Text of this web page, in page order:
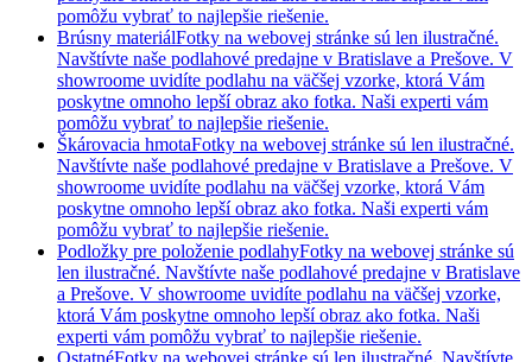
pomôžu vybrať to najlepšie riešenie.
Brúsny materiálFotky na webovej stránke sú len ilustračné.
Navštívte naše podlahové predajne v Bratislave a Prešove. V
showroome uvidíte podlahu na väčšej vzorke, ktorá Vám
poskytne omnoho lepší obraz ako fotka. Naši experti vám
pomôžu vybrať to najlepšie riešenie.
Škárovacia hmotaFotky na webovej stránke sú len ilustračné.
Navštívte naše podlahové predajne v Bratislave a Prešove. V
showroome uvidíte podlahu na väčšej vzorke, ktorá Vám
poskytne omnoho lepší obraz ako fotka. Naši experti vám
pomôžu vybrať to najlepšie riešenie.
Podložky pre položenie podlahyFotky na webovej stránke sú
len ilustračné. Navštívte naše podlahové predajne v Bratislave
a Prešove. V showroome uvidíte podlahu na väčšej vzorke,
ktorá Vám poskytne omnoho lepší obraz ako fotka. Naši
experti vám pomôžu vybrať to najlepšie riešenie.
OstatnéFotky na webovej stránke sú len ilustračné. Navštívte